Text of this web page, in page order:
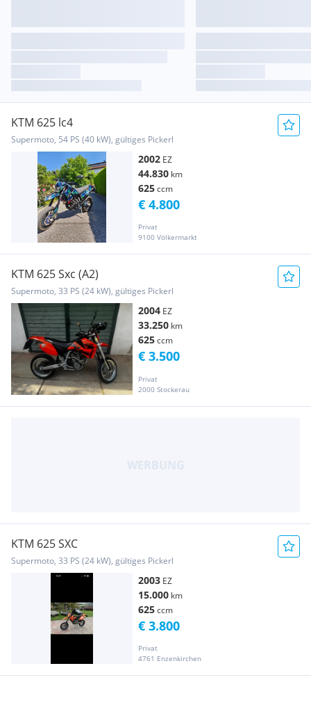
KTM 625 lc4
Supermoto, 54 PS (40 kW), gültiges Pickerl
2002 EZ
44.830 km
625ccm
Privat
9100 Völkermarkt
€ 4.800
KTM 625 Sxc (A2)
Supermoto, 33 PS (24 kW), gültiges Pickerl
2004 EZ
33.250 km
625ccm
Privat
2000 Stockerau
€ 3.500
KTM 625 SXC
Supermoto, 33 PS (24 kW), gültiges Pickerl
2003 EZ
15.000 km
625ccm
Privat
4761 Enzenkirchen
€ 3.800